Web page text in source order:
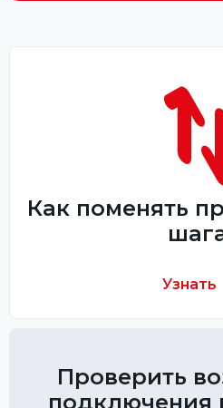
Как поменять
Узнать
Проверить
подключения